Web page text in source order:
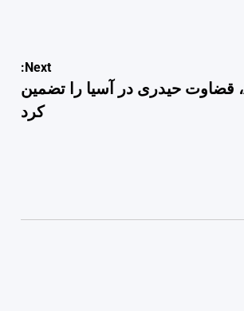
Next:
رفعتی: تغییر قوانین AFC، قضاوت حیدری در آسیا را تضمین
کرد